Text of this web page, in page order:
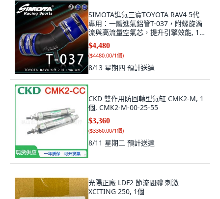
SIMOTA進氣三寶TOYOTA RAV4 5代
專用：一體進氣鋁管T-037，附螺旋渦
流與高流量空氣芯，提升引擎效能, 1
個, 進氣鋁管
$4,480
($4480.00/1個)
8/13 星期四 預計送達
CKD 雙作用防回轉型氣缸 CMK2-M, 1
個, CMK2-M-00-25-55
$3,360
($3360.00/1個)
8/11 星期二 預計送達
光陽正廠 LDF2 節流閥體 刺激
XCITING 250, 1個